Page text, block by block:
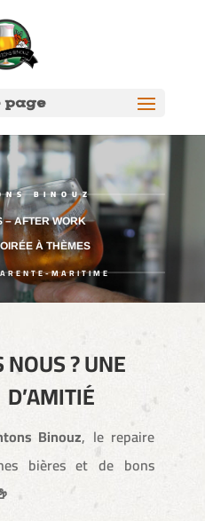
page
BINOUZ
– AFTER WORK
À THÈMES
MARITIME
? UNE
Binouz, le repaire
bières et de bons